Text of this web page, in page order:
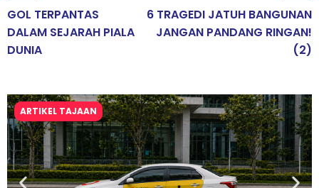
GOL TERPANTAS
DALAM SEJARAH PIALA
DUNIA
6 TRAGEDI JATUH BANGUNAN
JANGAN PANDANG RINGAN!
(2)
ARTIKEL TAJAAN